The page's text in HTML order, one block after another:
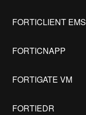
FORTICLIENT EMS
FORTICNAPP
FORTIGATE VM
FORTIEDR